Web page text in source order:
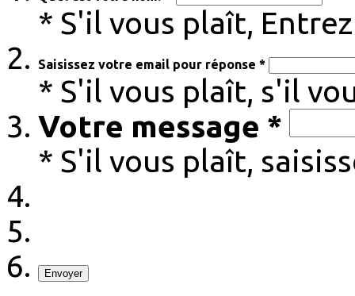
* S'il vous plaît,
Saisissez votre email pour réponse *
* S'il vous plaît, s'il
Votre message *
* S'il vous plaît,
Envoyer